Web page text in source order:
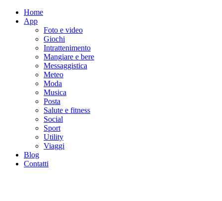
Home
App
Foto e video
Giochi
Intrattenimento
Mangiare e bere
Messaggistica
Meteo
Moda
Musica
Posta
Salute e fitness
Social
Sport
Utility
Viaggi
Blog
Contatti